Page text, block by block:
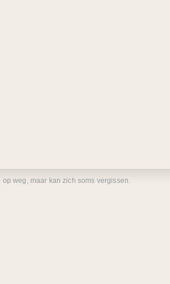
op weg, maar kan zich soms vergissen.